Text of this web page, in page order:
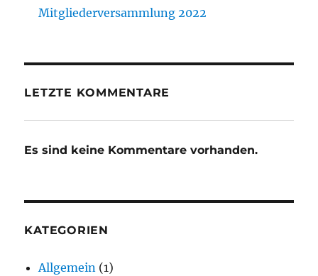
Mitgliederversammlung 2022
LETZTE KOMMENTARE
Es sind keine Kommentare vorhanden.
KATEGORIEN
Allgemein (1)